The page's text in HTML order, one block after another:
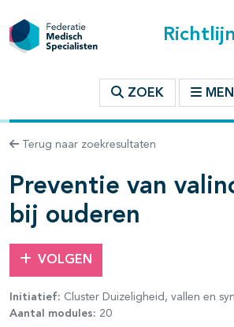
ZOEK
Terug naar zoekresultaten
Preventie van
bij ouderen
VOLGEN
Initiatief: Cluster Duizeligheid, vallen en
Aantal modules: 20
binnen deze richtlijn